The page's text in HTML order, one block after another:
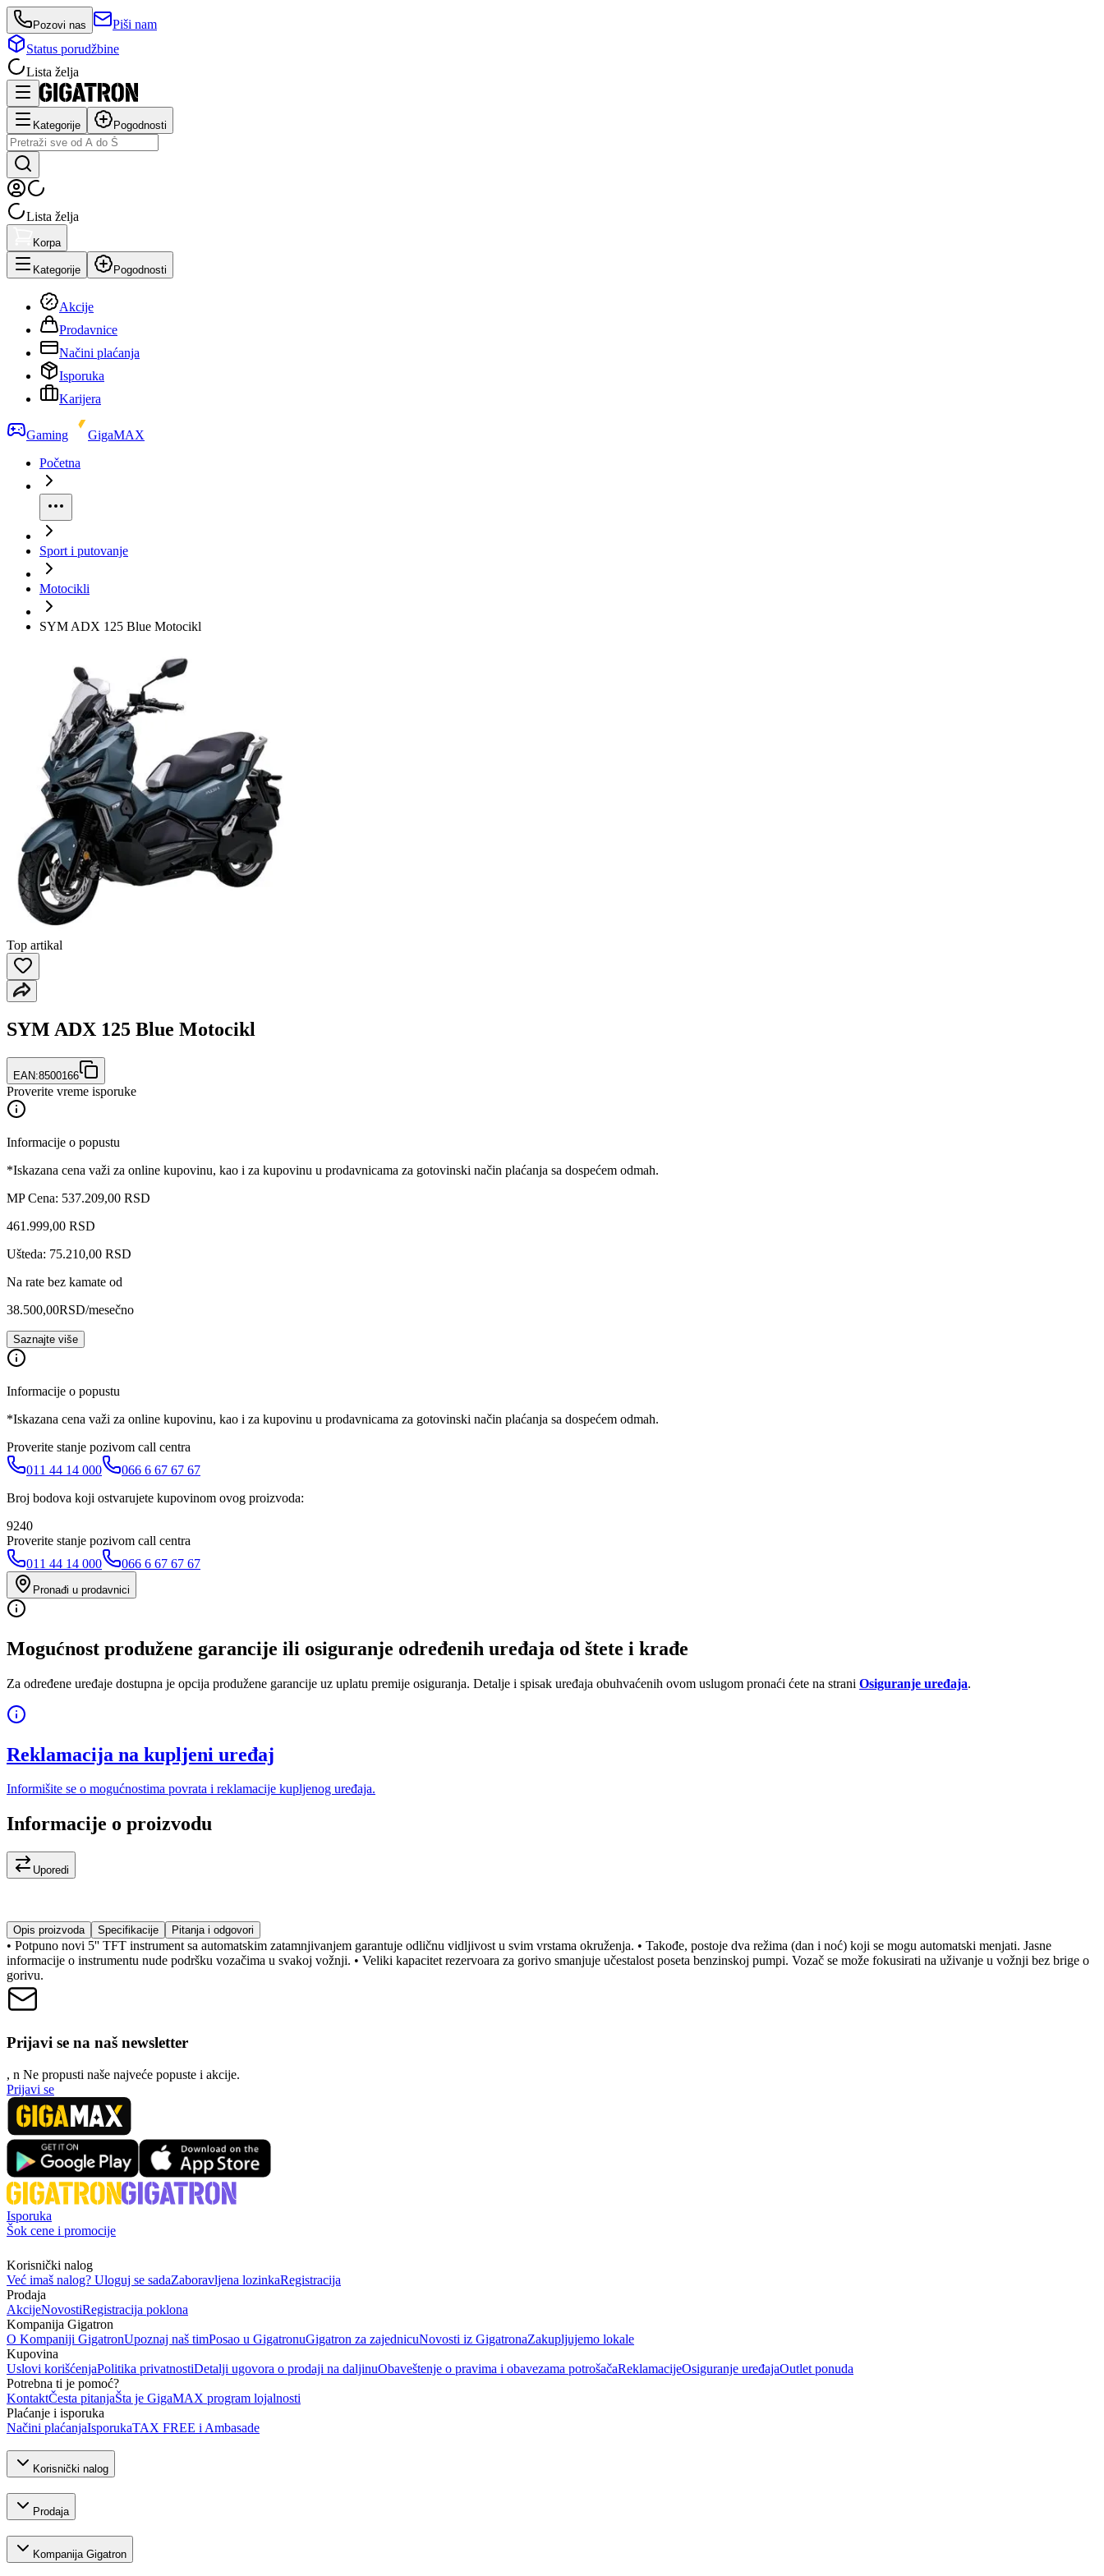
Pozovi nas
Piši nam
Status porudžbine
Lista želja
Kategorije Pogodnosti
Lista želja
Korpa
Kategorije Pogodnosti
Akcije
Prodavnice
Načini plaćanja
Isporuka
Karijera
Gaming
GigaMAX
Početna
Sport i putovanje
Motocikli
SYM ADX 125 Blue Motocikl
Top artikal
SYM ADX 125 Blue Motocikl
EAN:8500166
Proverite vreme isporuke
Informacije o popustu
*Iskazana cena važi za online kupovinu, kao i za kupovinu u prodavnicama za gotovinski način plaćanja sa dospećem odmah.
MP Cena: 537.209,00 RSD
461.999,00 RSD
Ušteda: 75.210,00 RSD
Na rate bez kamate od
38.500,00RSD/mesečno
Saznajte više
Informacije o popustu
*Iskazana cena važi za online kupovinu, kao i za kupovinu u prodavnicama za gotovinski način plaćanja sa dospećem odmah.
Proverite stanje pozivom call centra
011 44 14 000
066 6 67 67 67
Broj bodova koji ostvarujete kupovinom ovog proizvoda:
9240
Proverite stanje pozivom call centra
011 44 14 000
066 6 67 67 67
Pronađi u prodavnici
Mogućnost produžene garancije ili osiguranje određenih uređaja od štete i krađe
Za određene uređaje dostupna je opcija produžene garancije uz uplatu premije osiguranja. Detalje i spisak uređaja obuhvaćenih ovom uslugom pronaći ćete na strani Osiguranje uređaja.
Reklamacija na kupljeni uređaj
Informišite se o mogućnostima povrata i reklamacije kupljenog uređaja.
Informacije o proizvodu
Uporedi
Opis proizvoda Specifikacije Pitanja i odgovori
• Potpuno novi 5'' TFT instrument sa automatskim zatamnjivanjem garantuje odličnu vidljivost u svim vrstama okruženja. • Takođe, postoje dva režima (dan i noć) koji se mogu automatski menjati. Jasne
informacije o instrumentu nude podršku vozačima u svakoj vožnji. • Veliki kapacitet rezervoara za gorivo smanjuje učestalost poseta benzinskoj pumpi. Vozač se može fokusirati na uživanje u vožnji bez brige o
gorivu.
Prijavi se na naš newsletter
, n Ne propusti naše najveće popuste i akcije.
Prijavi se
Isporuka
Šok cene i promocije
Korisnički nalog
Već imaš nalog? Uloguj se sadaZaboravljena lozinkaRegistracija
Prodaja
AkcijeNovostiRegistracija poklona
Kompanija Gigatron
O Kompaniji GigatronUpoznaj naš timPosao u GigatronuGigatron za zajednicuNovosti iz GigatronaZakupljujemo lokale
Kupovina
Uslovi korišćenjaPolitika privatnostiDetalji ugovora o prodaji na daljinuObaveštenje o pravima i obavezama potrošačaReklamacijeOsiguranje uređajaOutlet ponuda
Potrebna ti je pomoć?
KontaktČesta pitanjaŠta je GigaMAX program lojalnosti
Plaćanje i isporuka
Načini plaćanjaIsporukaTAX FREE i Ambasade
Korisnički nalog
Prodaja
Kompanija Gigatron